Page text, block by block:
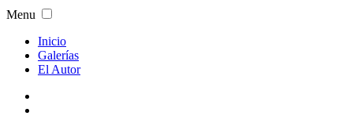
Menu
Inicio
Galerías
El Autor